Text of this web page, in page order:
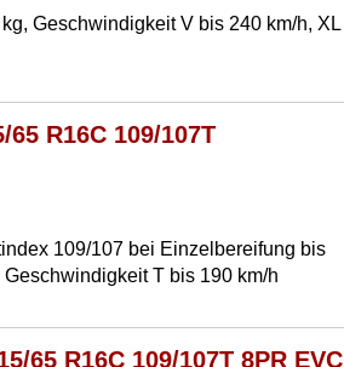
Geschwindigkeit V bis 240 km/h, XL
R16C 109/107T
109/107 bei Einzelbereifung bis
T bis 190 km/h
65 R16C 109/107T 8PR EVC